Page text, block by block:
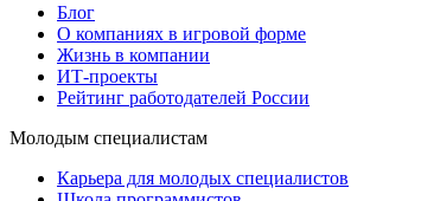
Блог
О компаниях в игровой форме
Жизнь в компании
ИТ-проекты
Рейтинг работодателей России
Молодым специалистам
Карьера для молодых специалистов